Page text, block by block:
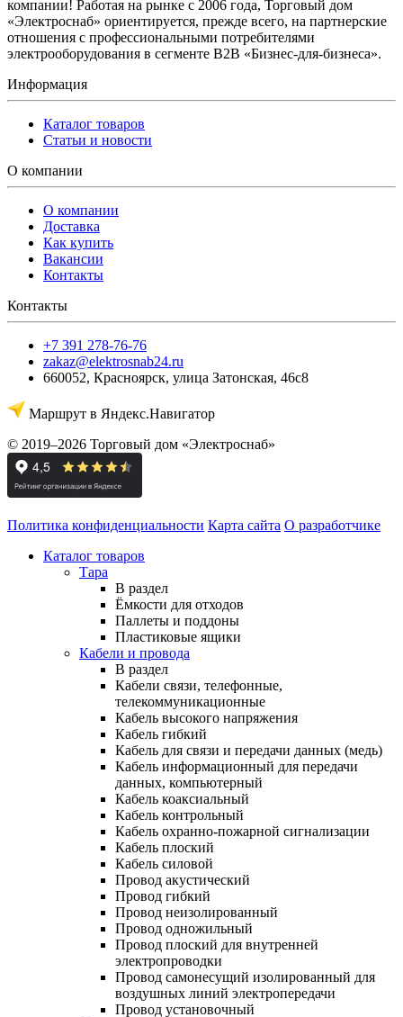
компании! Работая на рынке с 2006 года, Торговый дом
«Электроснаб» ориентируется, прежде всего, на партнерские
отношения с профессиональными потребителями
электрооборудования в сегменте B2B «Бизнес-для-бизнеса».
Информация
Каталог товаров
Статьи и новости
О компании
О компании
Доставка
Как купить
Вакансии
Контакты
Контакты
+7 391 278-76-76
zakaz@elektrosnab24.ru
660052, Красноярск, улица Затонская, 46с8
Маршрут в Яндекс.Навигатор
© 2019–2026 Торговый дом «Электроснаб»
Политика конфиденциальности Карта сайта О разработчике
Каталог товаров
Тара
В раздел
Ёмкости для отходов
Паллеты и поддоны
Пластиковые ящики
Кабели и провода
В раздел
Кабели связи, телефонные,
телекоммуникационные
Кабель высокого напряжения
Кабель гибкий
Кабель для связи и передачи данных (медь)
Кабель информационный для передачи
данных, компьютерный
Кабель коаксиальный
Кабель контрольный
Кабель охранно-пожарной сигнализации
Кабель плоский
Кабель силовой
Провод акустический
Провод гибкий
Провод неизолированный
Провод одножильный
Провод плоский для внутренней
электропроводки
Провод самонесущий изолированный для
воздушных линий электропередачи
Провод установочный